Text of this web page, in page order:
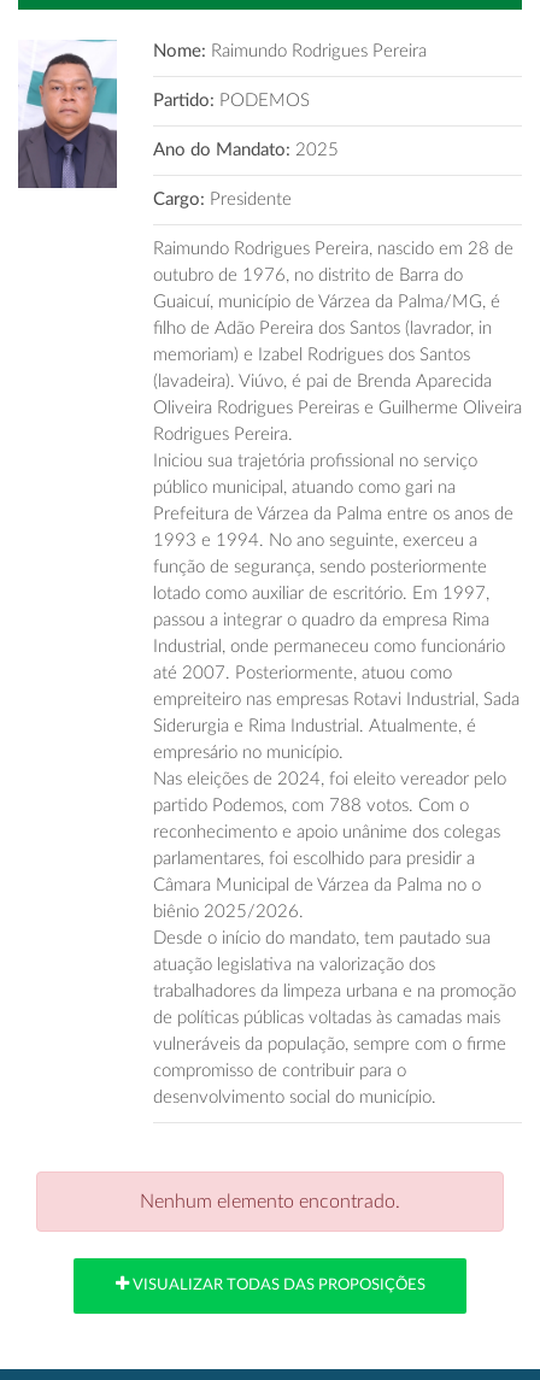
Nome: Raimundo Rodrigues Pereira
Partido: PODEMOS
Ano do Mandato: 2025
Cargo: Presidente
Raimundo Rodrigues Pereira, nascido em 28 de
outubro de 1976, no distrito de Barra do
Guaicuí, município de Várzea da Palma/MG, é
filho de Adão Pereira dos Santos (lavrador, in
memoriam) e Izabel Rodrigues dos Santos
(lavadeira). Viúvo, é pai de Brenda Aparecida
Oliveira Rodrigues Pereiras e Guilherme Oliveira
Rodrigues Pereira.
Iniciou sua trajetória profissional no serviço
público municipal, atuando como gari na
Prefeitura de Várzea da Palma entre os anos de
1993 e 1994. No ano seguinte, exerceu a
função de segurança, sendo posteriormente
lotado como auxiliar de escritório. Em 1997,
passou a integrar o quadro da empresa Rima
Industrial, onde permaneceu como funcionário
até 2007. Posteriormente, atuou como
empreiteiro nas empresas Rotavi Industrial, Sada
Siderurgia e Rima Industrial. Atualmente, é
empresário no município.
Nas eleições de 2024, foi eleito vereador pelo
partido Podemos, com 788 votos. Com o
reconhecimento e apoio unânime dos colegas
parlamentares, foi escolhido para presidir a
Câmara Municipal de Várzea da Palma no o
biênio 2025/2026.
Desde o início do mandato, tem pautado sua
atuação legislativa na valorização dos
trabalhadores da limpeza urbana e na promoção
de políticas públicas voltadas às camadas mais
vulneráveis da população, sempre com o firme
compromisso de contribuir para o
desenvolvimento social do município.
Nenhum elemento encontrado.
VISUALIZAR TODAS DAS PROPOSIÇÕES